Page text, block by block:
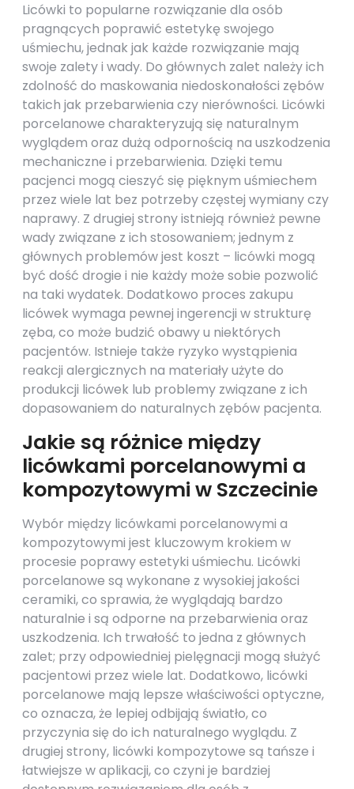
Licówki to popularne rozwiązanie dla osób
pragnących poprawić estetykę swojego
uśmiechu, jednak jak każde rozwiązanie mają
swoje zalety i wady. Do głównych zalet należy ich
zdolność do maskowania niedoskonałości zębów
takich jak przebarwienia czy nierówności. Licówki
porcelanowe charakteryzują się naturalnym
wyglądem oraz dużą odpornością na uszkodzenia
mechaniczne i przebarwienia. Dzięki temu
pacjenci mogą cieszyć się pięknym uśmiechem
przez wiele lat bez potrzeby częstej wymiany czy
naprawy. Z drugiej strony istnieją również pewne
wady związane z ich stosowaniem; jednym z
głównych problemów jest koszt – licówki mogą
być dość drogie i nie każdy może sobie pozwolić
na taki wydatek. Dodatkowo proces zakupu
licówek wymaga pewnej ingerencji w strukturę
zęba, co może budzić obawy u niektórych
pacjentów. Istnieje także ryzyko wystąpienia
reakcji alergicznych na materiały użyte do
produkcji licówek lub problemy związane z ich
dopasowaniem do naturalnych zębów pacjenta.
Jakie są różnice między
licówkami porcelanowymi a
kompozytowymi w Szczecinie
Wybór między licówkami porcelanowymi a
kompozytowymi jest kluczowym krokiem w
procesie poprawy estetyki uśmiechu. Licówki
porcelanowe są wykonane z wysokiej jakości
ceramiki, co sprawia, że wyglądają bardzo
naturalnie i są odporne na przebarwienia oraz
uszkodzenia. Ich trwałość to jedna z głównych
zalet; przy odpowiedniej pielęgnacji mogą służyć
pacjentowi przez wiele lat. Dodatkowo, licówki
porcelanowe mają lepsze właściwości optyczne,
co oznacza, że lepiej odbijają światło, co
przyczynia się do ich naturalnego wyglądu. Z
drugiej strony, licówki kompozytowe są tańsze i
łatwiejsze w aplikacji, co czyni je bardziej